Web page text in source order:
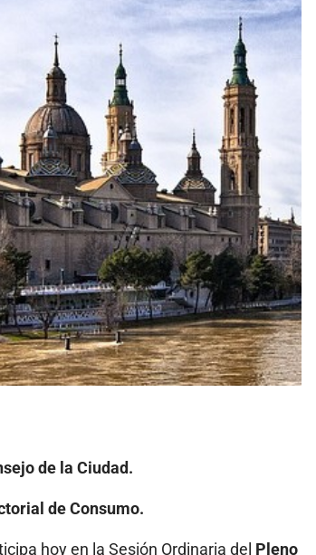
de la Ciudad.
de Consumo.
hoy en la Sesión Ordinaria del Pleno